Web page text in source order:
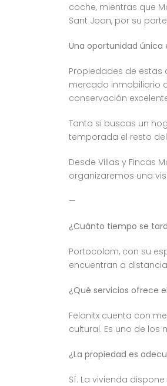
coche, mientras que
Sant Joan, por su
Una oportunidad única
Propiedades de
mercado inmobiliario
conservación
Tanto si buscas un
temporada el resto
Desde Villas y Fincas
organizaremos una
—
¿Cuánto tiempo se
Portocolom, con su
encuentran a
¿Qué servicios ofrece
Felanitx cuenta con
cultural. Es uno de
¿La propiedad es
Sí. La vivienda